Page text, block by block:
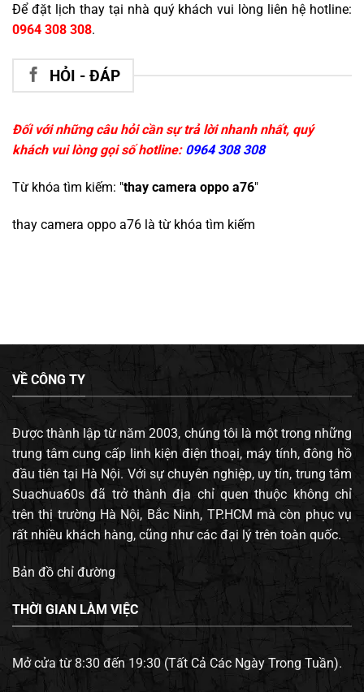
Để đặt lịch thay tại nhà quý khách vui lòng liên hệ hotline:
0964 308 308.
HỎI - ĐÁP
Đối với những câu hỏi cần sự trả lời nhanh nhất, quý
khách vui lòng gọi số hotline: 0964 308 308
Từ khóa tìm kiếm: "thay camera oppo a76"
thay camera oppo a76 là từ khóa tìm kiếm
VỀ CÔNG TY
Được thành lập từ năm 2003, chúng tôi là một trong những
trung tâm cung cấp linh kiện điện thoại, máy tính, đông hồ
đầu tiên tại Hà Nội. Với sự chuyên nghiệp, uy tín, trung tâm
Suachua60s đã trở thành địa chỉ quen thuộc không chỉ
trên thị trường Hà Nội, Bắc Ninh, TP.HCM mà còn phục vụ
rất nhiều khách hàng, cũng như các đại lý trên toàn quốc.
Bản đồ chỉ đường
THỜI GIAN LÀM VIỆC
Mở cửa từ 8:30 đến 19:30 (Tất Cả Các Ngày Trong Tuần).